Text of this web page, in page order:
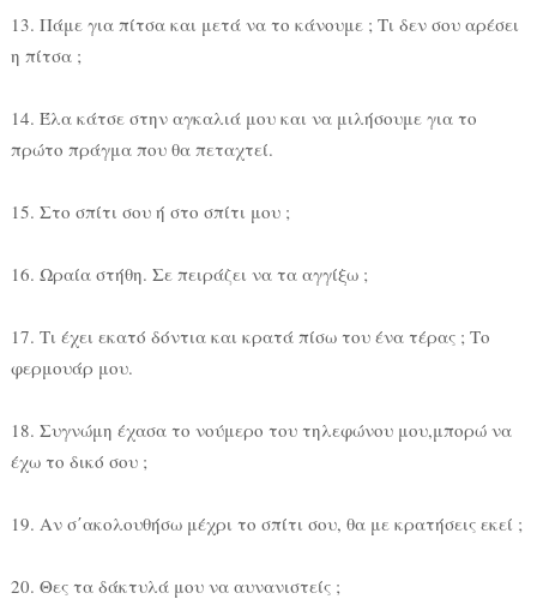
13. Πάμε για πίτσα και μετά να το κάνουμε ; Τι δεν σου αρέσει
η πίτσα ;
14. Έλα κάτσε στην αγκαλιά μου και να μιλήσουμε για το
πρώτο πράγμα που θα πεταχτεί.
15. Στο σπίτι σου ή στο σπίτι μου ;
16. Ωραία στήθη. Σε πειράζει να τα αγγίξω ;
17. Τι έχει εκατό δόντια και κρατά πίσω του ένα τέρας ; Το
φερμουάρ μου.
18. Συγνώμη έχασα το νούμερο του τηλεφώνου μου,μπορώ να
έχω το δικό σου ;
19. Αν σ΄ακολουθήσω μέχρι το σπίτι σου, θα με κρατήσεις εκεί ;
20. Θες τα δάκτυλά μου να αυνανιστείς ;